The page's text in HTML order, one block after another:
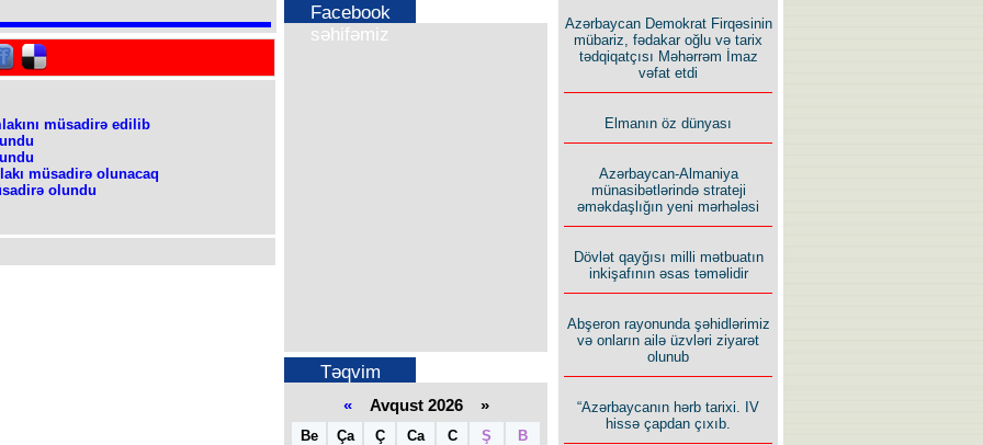
müsadirə edilib
müsadirə olunacaq
olundu
Facebook
səhifəmiz
Təqvim
«Avqust 2026 »
Be Ça Ç Ca C Ş
B
Azərbaycan Demokrat Firqəsinin
mübariz, fədakar oğlu və tarix
tədqiqatçısı Məhərrəm İmaz
vəfat etdi
Elmanın öz dünyası
Azərbaycan-Almaniya
münasibətlərində strateji
əməkdaşlığın yeni mərhələsi
Dövlət qayğısı milli mətbuatın
inkişafının əsas təməlidir
Abşeron rayonunda şəhidlərimiz
və onların ailə üzvləri ziyarət
olunub
“Azərbaycanın hərb tarixi. IV
hissə çapdan çıxıb.